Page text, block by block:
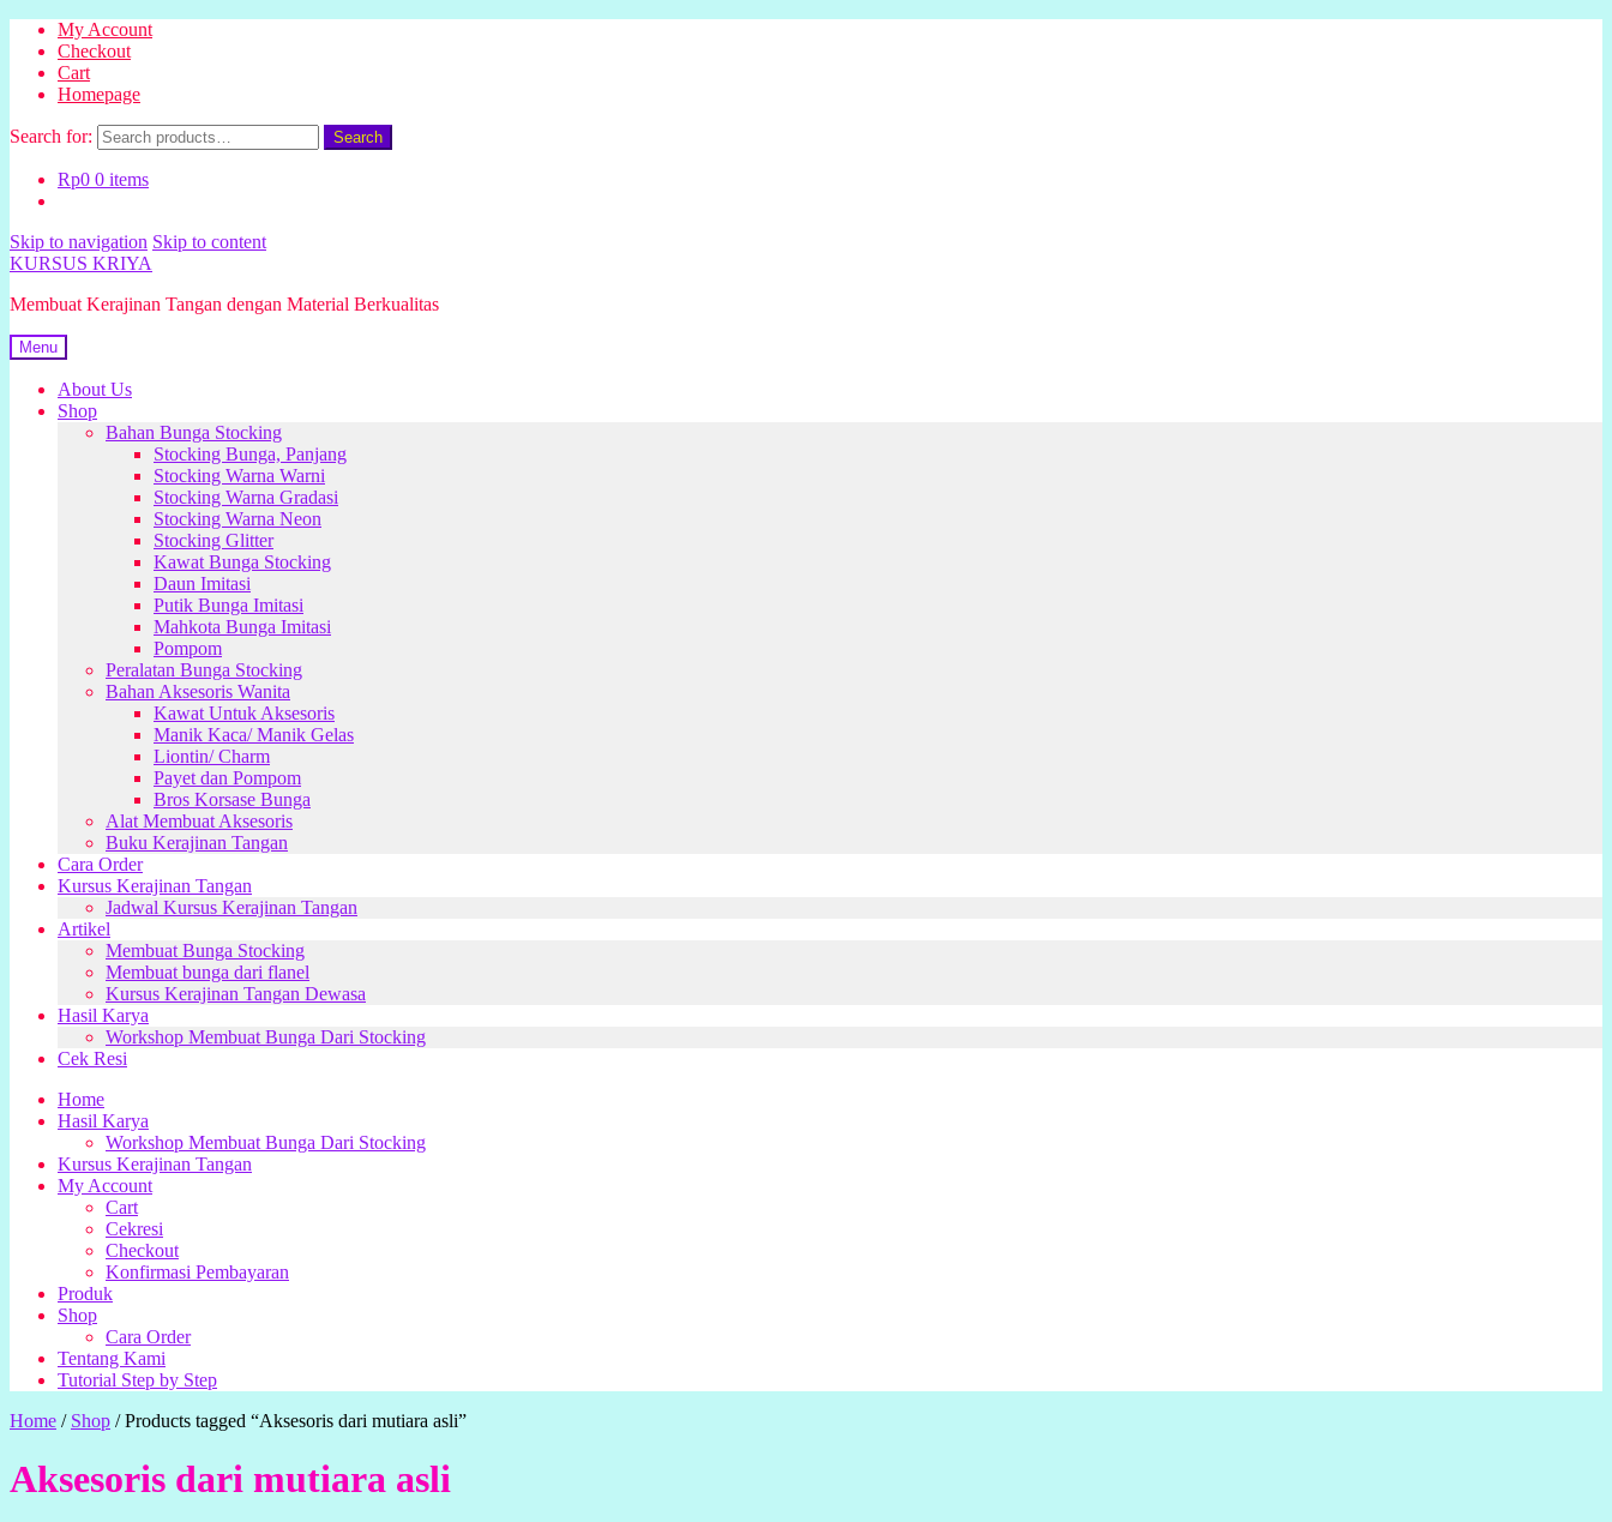
My Account
Checkout
Cart
Homepage
Search for: Search
Rp0 0 items
Skip to navigation Skip to content
KURSUS KRIYA
Membuat Kerajinan Tangan dengan Material Berkualitas
Menu
About Us
Shop
Bahan Bunga Stocking
Stocking Bunga, Panjang
Stocking Warna Warni
Stocking Warna Gradasi
Stocking Warna Neon
Stocking Glitter
Kawat Bunga Stocking
Daun Imitasi
Putik Bunga Imitasi
Mahkota Bunga Imitasi
Pompom
Peralatan Bunga Stocking
Bahan Aksesoris Wanita
Kawat Untuk Aksesoris
Manik Kaca/ Manik Gelas
Liontin/ Charm
Payet dan Pompom
Bros Korsase Bunga
Alat Membuat Aksesoris
Buku Kerajinan Tangan
Cara Order
Kursus Kerajinan Tangan
Jadwal Kursus Kerajinan Tangan
Artikel
Membuat Bunga Stocking
Membuat bunga dari flanel
Kursus Kerajinan Tangan Dewasa
Hasil Karya
Workshop Membuat Bunga Dari Stocking
Cek Resi
Home
Hasil Karya
Workshop Membuat Bunga Dari Stocking
Kursus Kerajinan Tangan
My Account
Cart
Cekresi
Checkout
Konfirmasi Pembayaran
Produk
Shop
Cara Order
Tentang Kami
Tutorial Step by Step
Home / Shop /Products tagged “Aksesoris dari mutiara asli”
Aksesoris dari mutiara asli